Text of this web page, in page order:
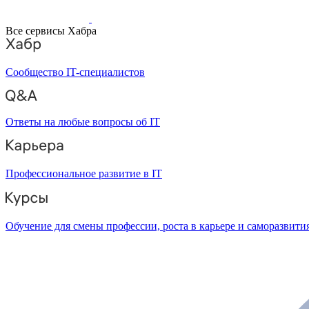
Все сервисы Хабра
Сообщество IT-специалистов
Ответы на любые вопросы об IT
Профессиональное развитие в IT
Обучение для смены профессии, роста в карьере и